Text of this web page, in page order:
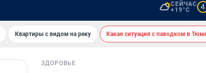
СЕЙЧАС
+19°C
4
Квартиры с видом на реку Какая ситуация с паводком в
ЗДОРОВЬЕ